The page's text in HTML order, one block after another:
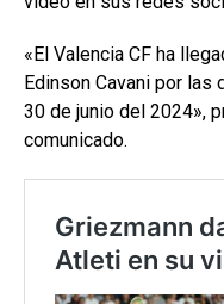
«El Valencia CF ha
Edinson Cavani por
30 de junio del 2024»,
comunicado.